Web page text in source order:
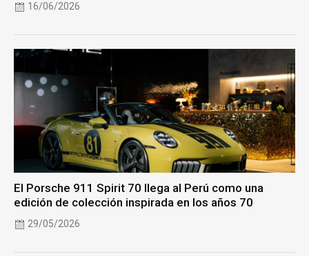
16/06/2026
El Porsche 911 Spirit 70 llega al Perú como una
edición de colección inspirada en los años 70
29/05/2026